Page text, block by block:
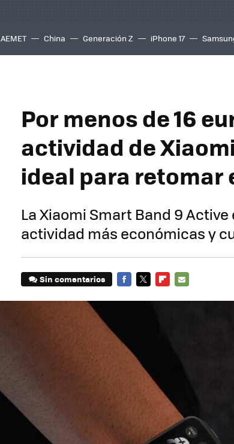
AEMET China Generación Z iPhone 17
Por menos de 16
actividad de
ideal para retomar
La Xiaomi Smart Band 9
actividad más económicas y
Sin comentarios